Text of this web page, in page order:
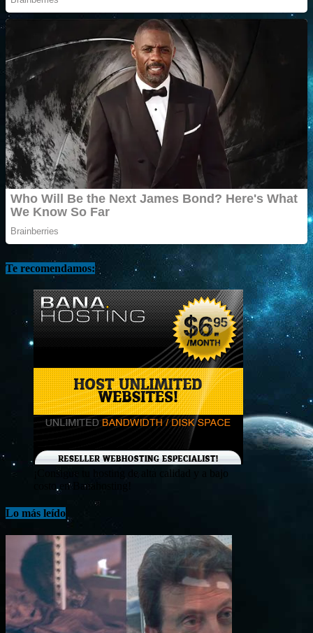
Te recomendamos:
¡Consigue tu hosting de alta calidad y a bajo
costo en Banahosting!
Lo más leído